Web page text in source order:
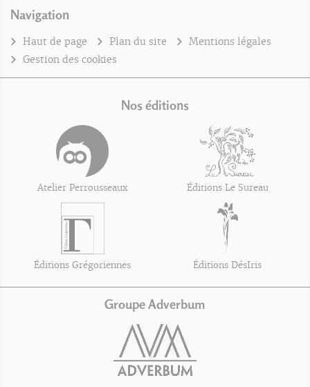
Navigation
Haut de page Plan du site
Mentions légales
Gestion des cookies
Nos éditions
Atelier Perrousseaux Éditions Le Sureau
Éditions Grégoriennes Éditions DésIris
Groupe Adverbum